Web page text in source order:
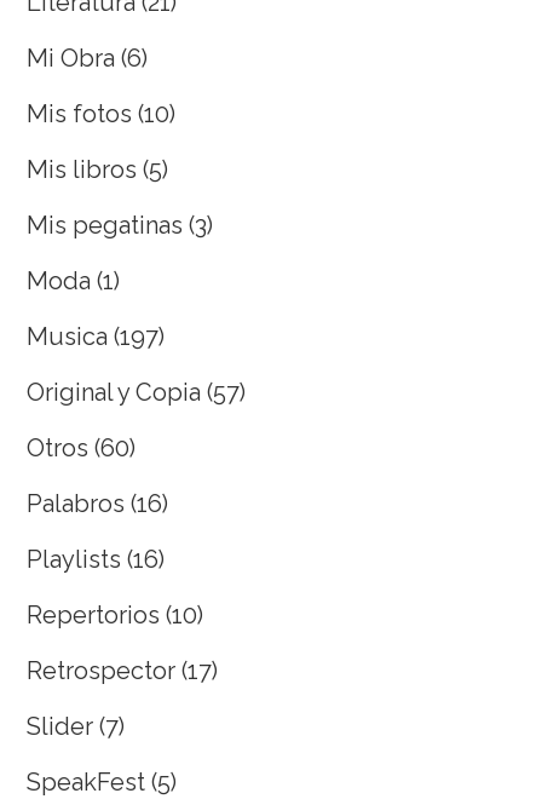
Mi Obra (6)
Mis fotos (10)
Mis libros (5)
Mis pegatinas (3)
Moda (1)
Musica (197)
Original y Copia (57)
Otros (60)
Palabros (16)
Playlists (16)
Repertorios (10)
Retrospector (17)
Slider (7)
SpeakFest (5)